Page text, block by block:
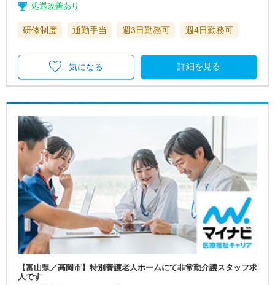
処遇改善あり
研修制度 通勤手当 週3日勤務可 週4日勤務可
詳細を見る
気になる
【富山県／高岡市】特別養護老人ホームにて非常勤介護スタッフ求
人です